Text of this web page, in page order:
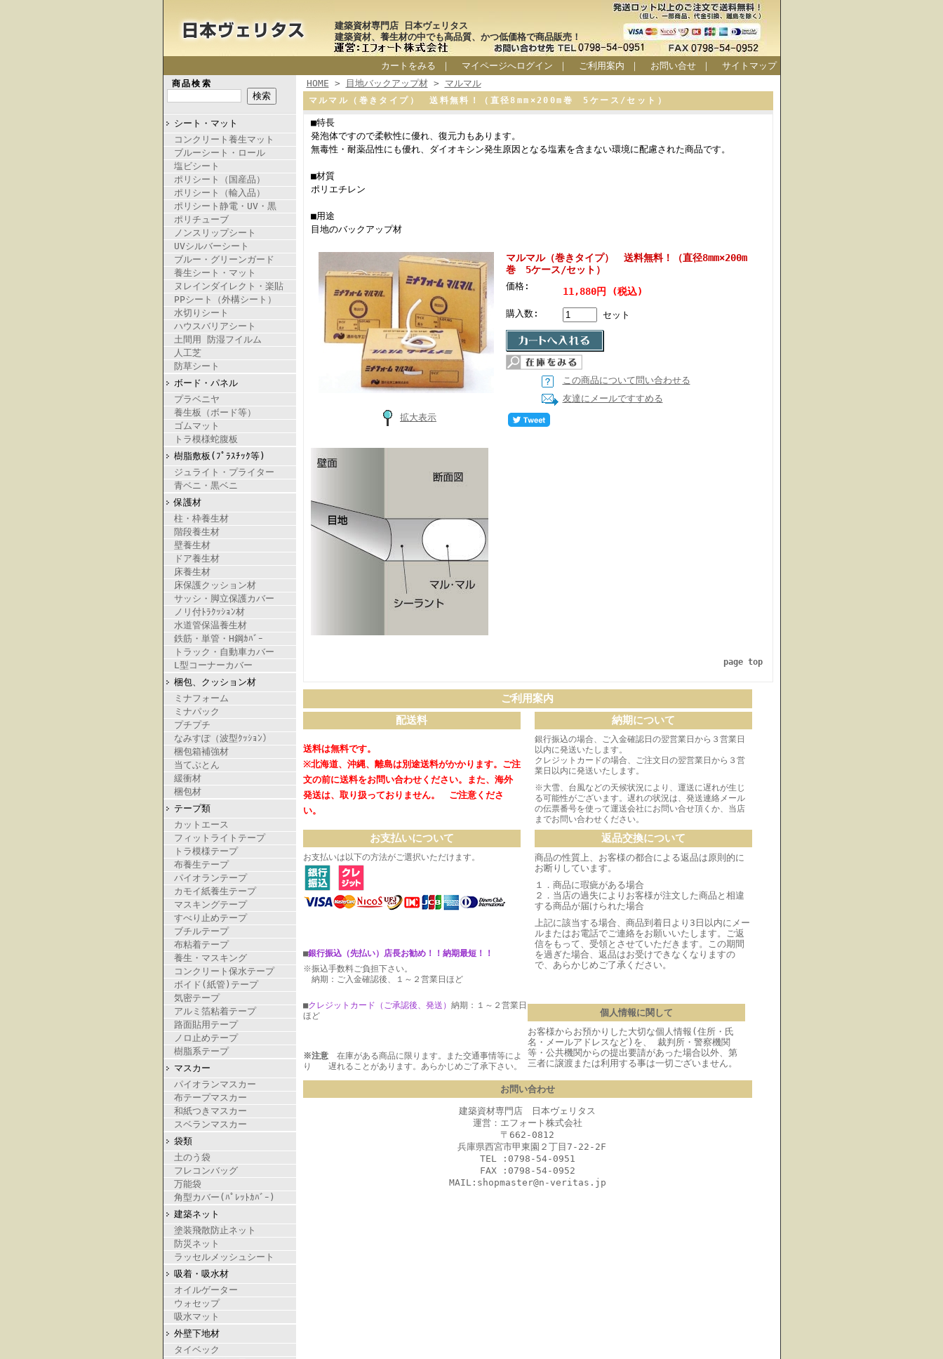
建築資材専門店 日本ヴェリタス
建築資材、養生材の中でも高品質、かつ低価格で商品販売！
カートをみる ｜ マイページへログイン ｜ ご利用案内 ｜ お問い合せ｜ サイトマップ
商品検索
シート・マット
コンクリート養生マット
ブルーシート・ロール
塩ビシート
ポリシート（国産品）
ポリシート（輸入品）
ポリシート静電・UV・黒
ポリチューブ
ノンスリップシート
UVシルバーシート
ブルー・グリーンガード
養生シート・マット
ヌレインダイレクト・楽貼
PPシート（外構シート）
水切りシート
ハウスバリアシート
土間用 防湿フイルム
人工芝
防草シート
ボード・パネル
プラベニヤ
養生板（ボード等）
ゴムマット
トラ模様蛇腹板
樹脂敷板(ﾌﾟﾗｽﾁｯｸ等)
ジュライト・プライター
青ベニ・黒ベニ
保護材
柱・枠養生材
階段養生材
壁養生材
ドア養生材
床養生材
床保護クッション材
サッシ・脚立保護カバー
ノリ付ﾄﾗｸｯｼｮﾝ材
水道管保温養生材
鉄筋・単管・H鋼ｶﾊﾞｰ
トラック・自動車カバー
L型コーナーカバー
梱包、クッション材
ミナフォーム
ミナパック
プチプチ
なみすぽ（波型ｸｯｼｮﾝ）
梱包箱補強材
当てぶとん
緩衝材
梱包材
テープ類
カットエース
フィットライトテープ
トラ模様テープ
布養生テープ
パイオランテープ
カモイ紙養生テープ
マスキングテープ
すべり止めテープ
ブチルテープ
布粘着テープ
養生・マスキング
コンクリート保水テープ
ボイド(紙管)テープ
気密テープ
アルミ箔粘着テープ
路面貼用テープ
ノロ止めテープ
樹脂系テープ
マスカー
パイオランマスカー
布テープマスカー
和紙つきマスカー
スベランマスカー
袋類
土のう袋
フレコンバッグ
万能袋
角型カバー(ﾊﾟﾚｯﾄｶﾊﾞｰ)
建築ネット
塗装飛散防止ネット
防災ネット
ラッセルメッシュシート
吸着・吸水材
オイルゲーター
ウォセップ
吸水マット
外壁下地材
タイベック
HOME > 目地バックアップ材> マルマル
マルマル（巻きタイプ） 送料無料！（直径8mm×200m巻 5ケース/セット）
■特長
発泡体ですので柔軟性に優れ、復元力もあります。
無毒性・耐薬品性にも優れ、ダイオキシン発生原因となる塩素を含まない環境に配慮された商品です。
■材質
ポリエチレン
■用途
目地のバックアップ材
拡大表示
マルマル（巻きタイプ） 送料無料！（直径8mm×200m
巻 5ケース/セット）
価格: 11,880円 (税込)
購入数: セット
この商品について問い合わせる
友達にメールですすめる
page top
ご利用案内
配送料
送料は無料です。
※北海道、沖縄、離島は別途送料がかかります。 ご注
文の前に送料をお問い合わせください。
また、海外
発送は、取り扱っておりません。 ご注意くださ
い。
納期について
銀行振込の場合、ご入金確認日の翌営業日から３営業日
以内に発送いたします。
クレジットカードの場合、ご注文日の翌営業日から３営
業日以内に発送いたします。
※大雪、台風などの天候状況により、運送に遅れが生じ
る可能性がございます。遅れの状況は、発送連絡メール
の伝票番号を使って運送会社にお問い合せ頂くか、当店
までお問い合わせください。
お支払いについて
お支払いは以下の方法がご選択いただけます。
■銀行振込（先払い）店長お勧め！！納期最短！！
※振込手数料ご負担下さい。
納期：ご入金確認後、１～２営業日ほど
■クレジットカード（ご承認後、発送 ） 納期：１～２営業日
ほど
※注意在庫がある商品に限ります。また交通事情等によ
り 遅れることがあります。あらかじめご了承下さい。
返品交換について
商品の性質上、お客様の都合による返品は原則的に
お断りしています。
１．商品に瑕疵がある場合
２．当店の過失によりお客様が注文した商品と相違
する商品が届けられた場合
上記に該当する場合、商品到着日より3日以内にメー
ルまたはお電話でご連絡をお願いいたします。ご返
信をもって、受領とさせていただきます。この期間
を過ぎた場合、返品はお受けできなくなりますの
で、あらかじめご了承ください。
個人情報に関して
お客様からお預かりした大切な個人情報(住所・氏
名・メールアドレスなど)を、 裁判所・警察機関
等・公共機関からの提出要請があった場合以外、第
三者に譲渡または利用する事は一切ございません。
お問い合わせ
建築資材専門店 日本ヴェリタス
運営：エフォート株式会社
〒662-0812
兵庫県西宮市甲東園２丁目7-22-2F
TEL :0798-54-0951
FAX :0798-54-0952
MAIL:shopmaster@n-veritas.jp